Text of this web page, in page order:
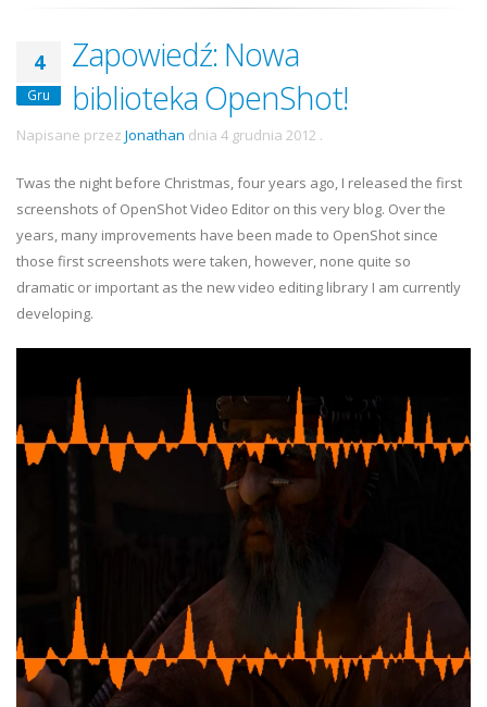
4
Gru
Zapowiedź: Nowa
biblioteka OpenShot!
Napisane przez Jonathan dnia 4 grudnia 2012 .
Twas the night before Christmas, four years ago, I released the first
screenshots of OpenShot Video Editor on this very blog. Over the
years, many improvements have been made to OpenShot since
those first screenshots were taken, however, none quite so
dramatic or important as the new video editing library I am currently
developing.